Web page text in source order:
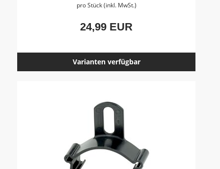
pro Stück (inkl. MwSt.)
24,99 EUR
Varianten verfügbar